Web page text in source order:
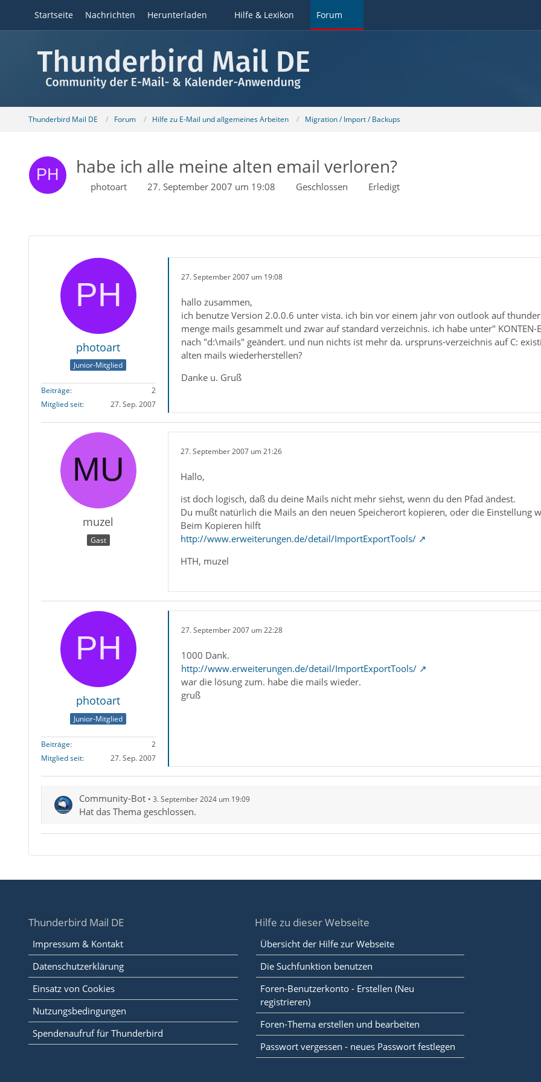
Startseite Nachrichten Herunterladen Hilfe & Lexikon Forum
Thunderbird Mail DE Forum Hilfe zu E-Mail und allgemeines Arbeiten Migration / Import / Backups
habe ich alle meine alten email verloren?
photoart 27. September 2007 um 19:08 Geschlossen Erledigt
photoart
Junior-Mitglied
Beiträge
2
Mitglied seit
27. Sep. 2007
27. September 2007 um 19:08
hallo zusammen,
ich benutze Version 2.0.0.6 unter vista. ich bin vor einem jahr von outlook auf
menge mails gesammelt und zwar auf standard verzeichnis. ich habe unter" KONTEN-
nach "d:\mails" geändert. und nun nichts ist mehr da. urspruns-verzeichnis auf C:
alten mails wiederherstellen?
Danke u. Gruß
muzel
Gast
27. September 2007 um 21:26
Hallo,
ist doch logisch, daß du deine Mails nicht mehr siehst, wenn du den Pfad ändest.
Du mußt natürlich die Mails an den neuen Speicherort kopieren, oder die Einstellung
Beim Kopieren hilft
http://www.erweiterungen.de/detail/ImportExportTools/
HTH, muzel
photoart
Junior-Mitglied
Beiträge
2
Mitglied seit
27. Sep. 2007
27. September 2007 um 22:28
1000 Dank.
http://www.erweiterungen.de/detail/ImportExportTools/
war die lösung zum. habe die mails wieder.
gruß
Community-Bot 3. September 2024 um 19:09
Hat das Thema geschlossen.
Thunderbird Mail DE
Impressum & Kontakt
Datenschutzerklärung
Einsatz von Cookies
Nutzungsbedingungen
Spendenaufruf für Thunderbird
Hilfe zu dieser Webseite
Übersicht der Hilfe zur Webseite
Die Suchfunktion benutzen
Foren-Benutzerkonto - Erstellen (Neu
registrieren)
Foren-Thema erstellen und bearbeiten
Passwort vergessen - neues Passwort festlegen